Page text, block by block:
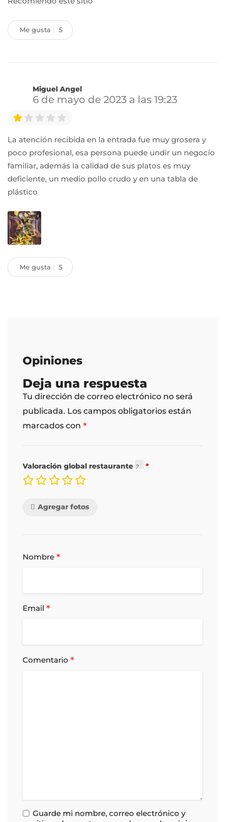
Me gusta 5
Miguel Angel
6 de mayo de 2023 a las 19:23
La atención recibida en la entrada fue muy grosera y
poco profesional, esa persona puede undir un negocio
familiar, además la calidad de sus platos es muy
deficiente, un medio pollo crudo y en una tabla de
plástico
Me gusta 5
Opiniones
Deja una respuesta
Tu dirección de correo electrónico no será
publicada. Los campos obligatorios están
marcados con *
Valoración global restaurante
Agregar fotos
Nombre *
Email *
Comentario *
Guarde mi nombre, correo electrónico y